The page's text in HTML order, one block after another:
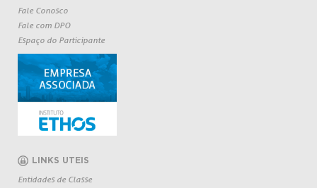
Fale Conosco
Fale com DPO
Espaço do Participante
LINKS UTEIS
Entidades de Classe